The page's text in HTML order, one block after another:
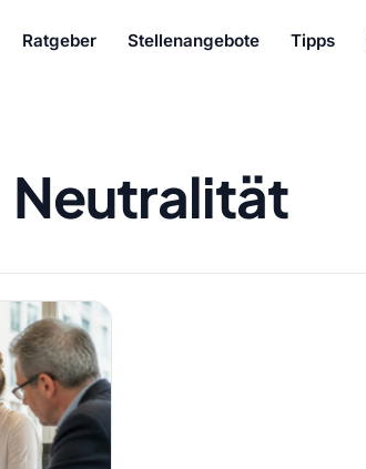
Ratgeber Stellenangebote Tipps
Neutralität